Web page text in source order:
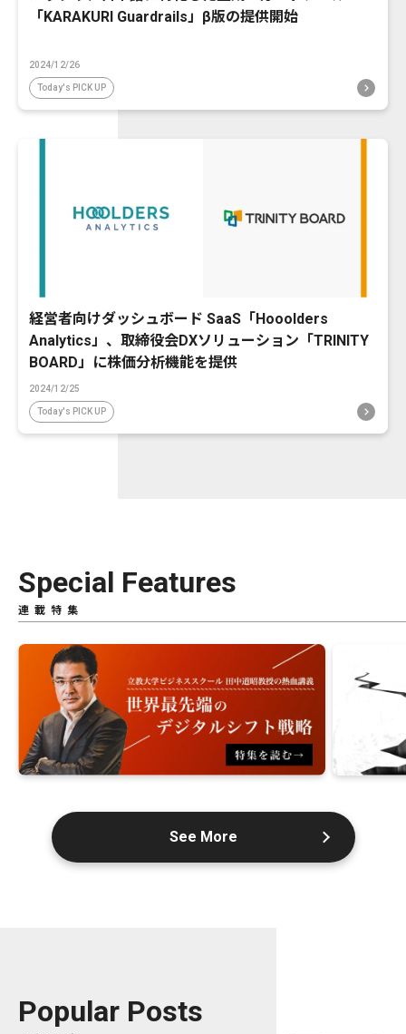
「KARAKURI Guardrails」β版の提供開始
2024/12/26
Today's PICK UP
経営者向けダッシュボード SaaS「Hooolders
Analytics」、取締役会DXソリューション「TRINITY
BOARD」に株価分析機能を提供
2024/12/25
Today's PICK UP
Special Features
連載特集
See More
Popular Posts